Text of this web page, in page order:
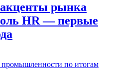
рынка
HR — первые